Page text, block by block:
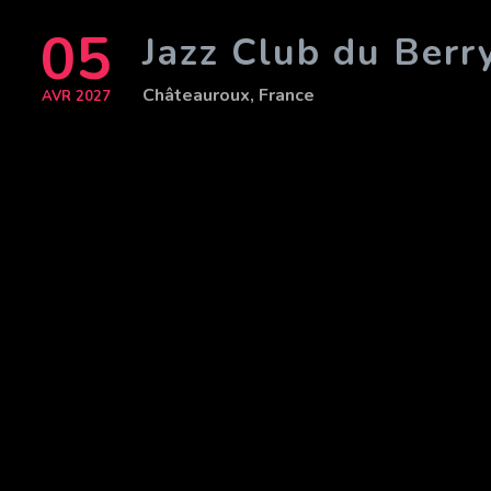
05
AVR 2027
Jazz Club du
Châteauroux, France